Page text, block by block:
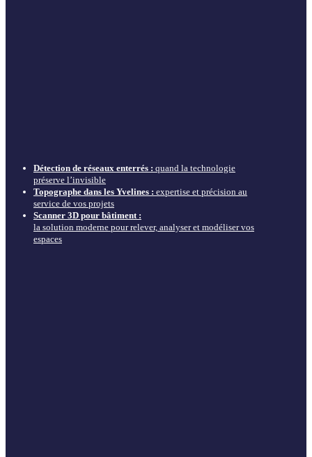
Détection de réseaux enterrés : quand la technologie
préserve l’invisible
Topographe dans les Yvelines : expertise et précision au
service de vos projets
Scanner 3D pour bâtiment :
la solution moderne pour relever, analyser et modéliser vos
espaces